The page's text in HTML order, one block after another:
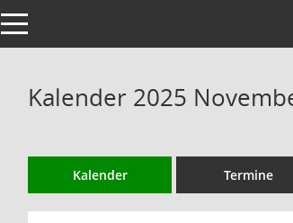
Toggle navigation
Kalender 2025
Kalender Termine